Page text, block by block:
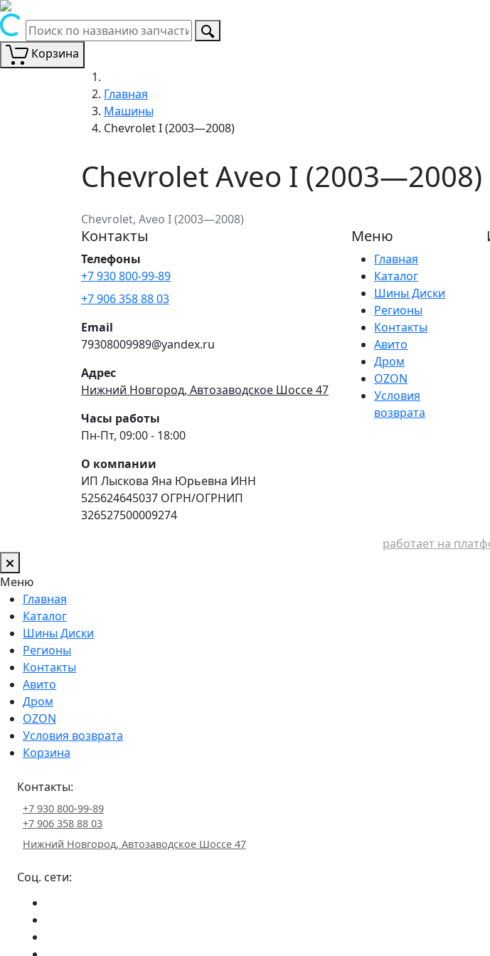
Корзина
Главная
Машины
Chevrolet I (2003—2008)
Chevrolet Aveo I (2003—2008)
Chevrolet, Aveo I (2003—2008)
Контакты
Телефоны
+7 930 800-99-89
+7 906 358 88 03
Email
79308009989@yandex.ru
Адрес
Нижний Новгород, Автозаводское Шоссе 47
Часы работы
Пн-Пт, 09:00 - 18:00
О компании
ИП Лыскова Яна Юрьевна ИНН
525624645037 ОГРН/ОГРНИП
326527500009274
Меню
Главная
Каталог
Шины Диски
Регионы
Контакты
Авито
Дром
OZON
Условия
возврата
работает на
Меню
Главная
Каталог
Шины Диски
Регионы
Контакты
Авито
Дром
OZON
Условия возврата
Корзина
Контакты:
+7 930 800-99-89
+7 906 358 88 03
Нижний Новгород, Автозаводское Шоссе 47
Соц. сети: